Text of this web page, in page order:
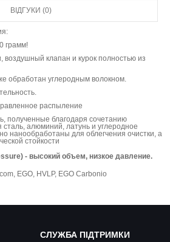
ВІДГУКИ (0)
грамм!
воздушный клапан и курок полностью из
обработан углеродным волокном.
распыление
полученные благодаря сочетанию
алюминий, латунь и углеродное
нанообработаны для облегчения очистки, а
стойкости
- высокий объем, низкое давление.
, EGO, HVLP, EGO Carbonio
СЛУЖБА ПІДТРИМКИ